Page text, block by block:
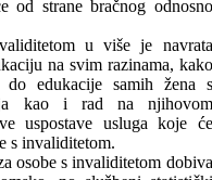
od strane bračnog odnosno
u više je navrata
na svim razinama, kako
edukacije samih žena s
kao i rad na njihovom
uspostave usluga koje će
s invaliditetom.
osobe s invaliditetom dobiva